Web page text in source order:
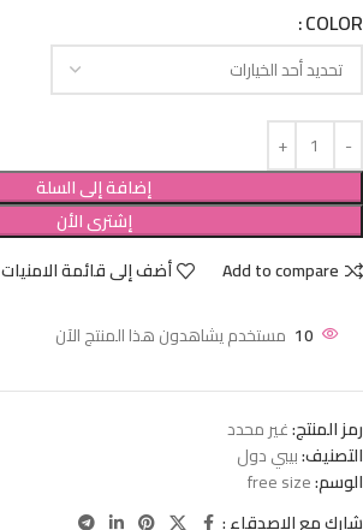
COLOR
إضافة إلى السلة
إشترى الأن
Add to compare
أضف إلى قائمة الامنيات
10 مستخدم يشاهدون هذا المنتج الآن
رمز المنتج:غير محدد
التصنيف:بيبي دول
الوسم:free size
شارك مع الاصدقاء :